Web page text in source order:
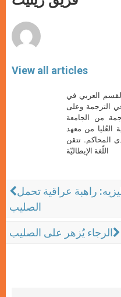
p e k
View all articles
العربي في
الترجمة وعلى
من الجامعة
العُليا من معهد
المحاكم. تتقن
اللّغة الإيطاليّة
راهبة عراقية تحمل
الصليب
الرجاء يُزهر على الصليب